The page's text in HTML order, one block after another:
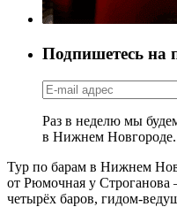
Подпишетесь на
Раз в неделю мы
в Нижнем Новгороде.
Тур по барам в Нижнем
от Рюмочная у
четырёх баров, гидом-